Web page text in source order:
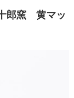
郎窯 黄マッ